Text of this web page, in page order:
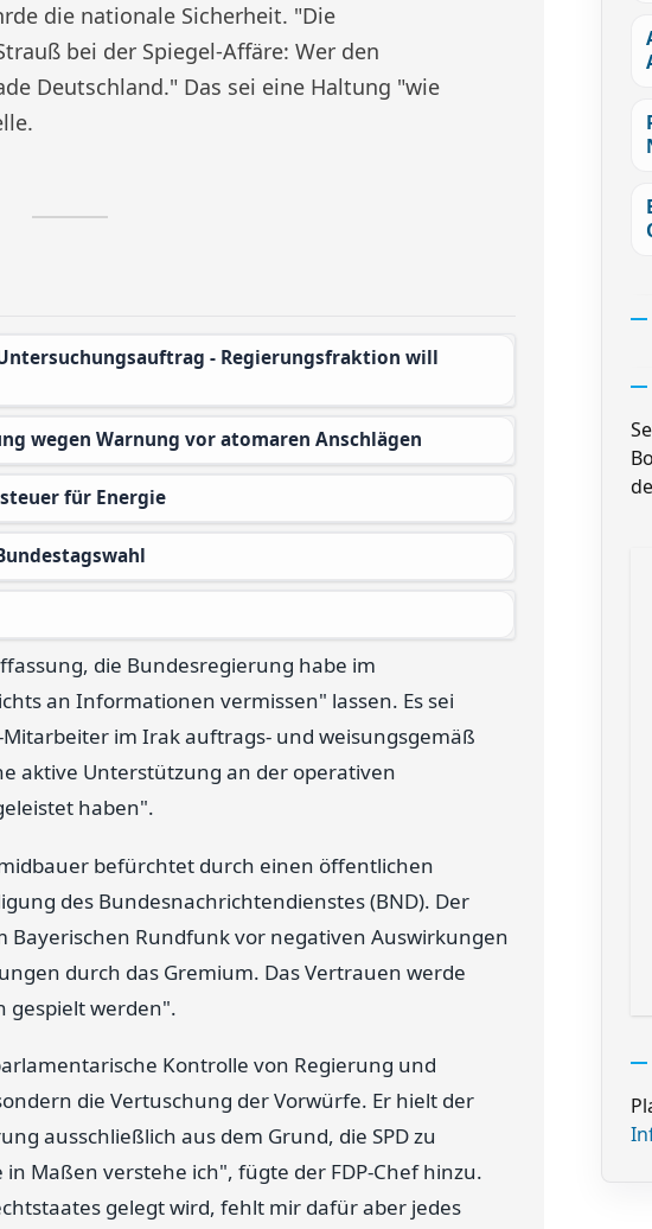
die nationale Sicherheit. "Die
bei der Spiegel-Affäre: Wer den
Deutschland." Das sei eine Haltung "wie
wegen Warnung vor atomaren Anschlägen
für Energie
die Bundesregierung habe im
an Informationen vermissen" lassen. Es sei
im Irak auftrags- und weisungsgemäß
aktive Unterstützung an der operativen
haben".
befürchtet durch einen öffentlichen
des Bundesnachrichtendienstes (BND). Der
Bayerischen Rundfunk vor negativen Auswirkungen
durch das Gremium. Das Vertrauen werde
gespielt werden".
Kontrolle von Regierung und
die Vertuschung der Vorwürfe. Er hielt der
ausschließlich aus dem Grund, die SPD zu
Maßen verstehe ich", fügte der FDP-Chef hinzu.
gelegt wird, fehlt mir dafür aber jedes